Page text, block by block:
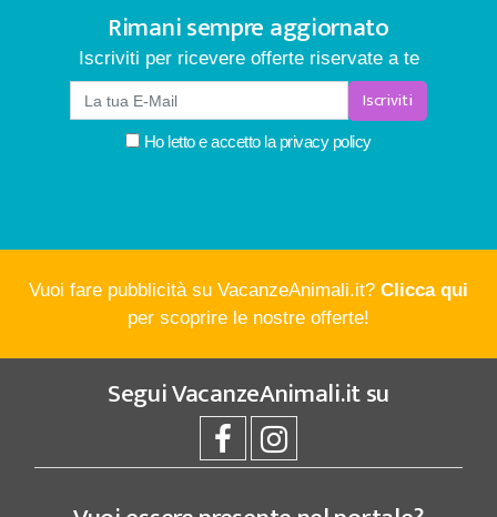
Rimani sempre aggiornato
Iscriviti per ricevere offerte riservate a te
Iscriviti
Ho letto e accetto la privacy policy
Vuoi fare pubblicità su VacanzeAnimali.it? Clicca qui
per scoprire le nostre offerte!
SeguiVacanzeAnimali.itsu